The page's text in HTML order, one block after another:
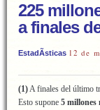
225
a finales
EstadÃ­sticas 12 de
(1)A finales del último
Esto supone 5 millones